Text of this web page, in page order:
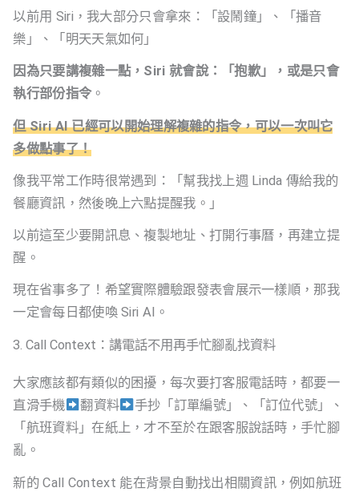
以前用 Siri，我大部分只會拿來：「設鬧鐘」、「播音
樂」、「明天天氣如何」
因為只要講複雜一點，Siri 就會說：「抱歉」，或是只會
執行部份指令。
但 Siri AI 已經可以開始理解複雜的指令，可以一次叫它
多做點事了！
像我平常工作時很常遇到：「幫我找上週 Linda 傳給我的
餐廳資訊，然後晚上六點提醒我。」
以前這至少要開訊息、複製地址、打開行事曆，再建立提
醒。
現在省事多了！希望實際體驗跟發表會展示一樣順，那我
一定會每日都使喚 Siri AI。
3. Call Context：講電話不用再手忙腳亂找資料
大家應該都有類似的困擾，每次要打客服電話時，都要一
直滑手機
翻資料
手抄「訂單編號」、「訂位代號」、
「航班資料」在紙上，才不至於在跟客服說話時，手忙腳
亂。
新的 Call Context 能在背景自動找出相關資訊，例如航班